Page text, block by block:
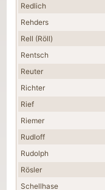
Redlich
Rehders
Rell (Röll)
Rentsch
Reuter
Richter
Rief
Riemer
Rudloff
Rudolph
Rösler
Schellhase